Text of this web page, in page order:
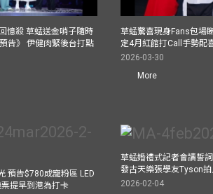
憶殺 草蜢送金哨子隨時
告》 伊健肉緊後台打點
草蜢驚喜現身Fans包場
定4月紅館打Call手勢配
2026-03-30
More
預告$780成寵粉區 LED
提早到港為打卡
草蜢婚禮式記者會讀誓
發古天樂張學友Tyson
2026-02-04